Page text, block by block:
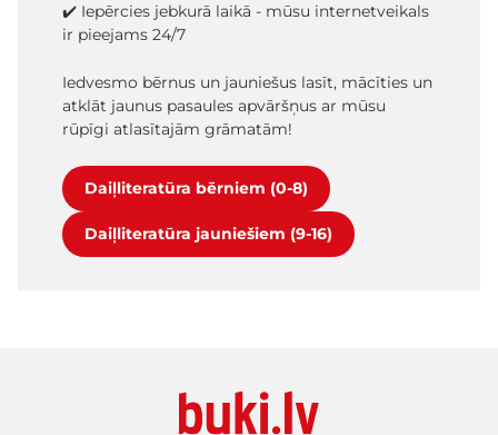
✔️ Iepērcies jebkurā laikā - mūsu internetveikals
ir pieejams 24/7
Iedvesmo bērnus un jauniešus lasīt, mācīties un
atklāt jaunus pasaules apvāršņus ar mūsu
rūpīgi atlasītajām grāmatām!
Daiļliteratūra bērniem (0-8)
Daiļliteratūra jauniešiem (9-16)